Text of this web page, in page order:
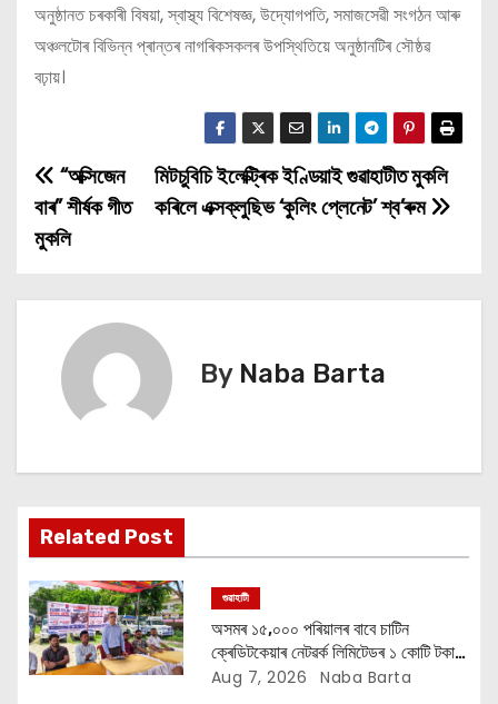
অনুষ্ঠানত চৰকাৰী বিষয়া, স্বাস্থ্য বিশেষজ্ঞ, উদ্যোগপতি, সমাজসেৱী সংগঠন আৰু
অঞ্চলটোৰ বিভিন্ন প্ৰান্তৰ নাগৰিকসকলৰ উপস্থিতিয়ে অনুষ্ঠানটিৰ সৌষ্ঠৱ
বঢ়ায়।
P
o
v
i
g
a
t
মিটচুবিচি ইলেক্ট্ৰিক ইণ্ডিয়াই গুৱাহাটীত মুকলি
কৰিলে এক্সক্লুছিভ ‘কুলিং প্লেনেট’ শ্ব’ৰুম
“অক্সিজেন
বাৰ” শীৰ্ষক গীত
মুকলি
By Naba Barta
Related Post
গুৱাহাটী
অসমৰ ১৫,০০০ পৰিয়ালৰ বাবে চাটিন
ক্ৰেডিটকেয়াৰ নেটৱৰ্ক লিমিটেডৰ ১ কোটি টকাৰ
বান সাহায্য অভিযান
Aug 7, 2026 Naba Barta